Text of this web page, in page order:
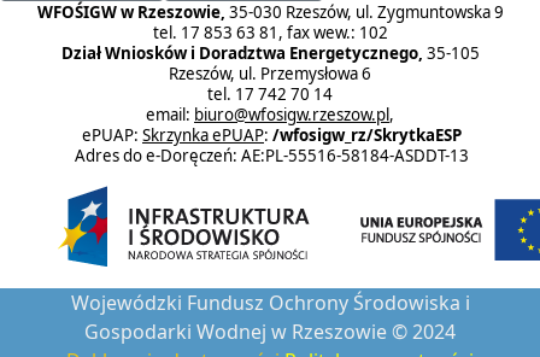
WFOŚIGW w Rzeszowie, 35-030 Rzeszów, ul. Zygmuntowska 9
tel. 17 853 63 81, fax wew.: 102
Dział Wniosków i Doradztwa Energetycznego, 35-105
Rzeszów, ul. Przemysłowa 6
tel. 17 742 70 14
email: biuro@wfosigw.rzeszow.pl,
ePUAP: Skrzynka ePUAP: /wfosigw_rz/SkrytkaESP
Adres do e-Doręczeń: AE:PL-55516-58184-ASDDT-13
Wojewódzki Fundusz Ochrony Środowiska i
Gospodarki Wodnej w Rzeszowie © 2024